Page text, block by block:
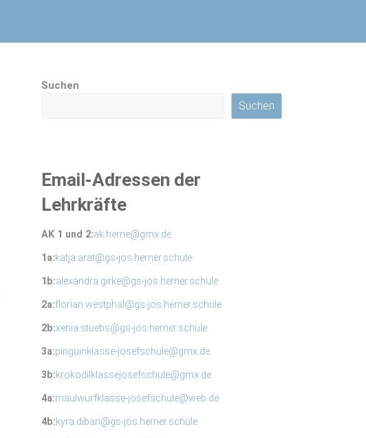
Suchen
Suchen
Email-Adressen der
Lehrkräfte
AK 1 und 2:ak.herne@gmx.de
1a:katja.arat@gs-jos.herner.schule
1b:alexandra.girke@gs-jos.herner.schule
2a:florian.westphal@gs-jos.herner.schule
2b:xenia.stuebs@gs-jos.herner.schule
3a:pinguinklasse-josefschule@gmx.de
3b:krokodilklassejosefschule@gmx.de
4a:maulwurfklasse-josefschule@web.de
4b:kyra.dibari@gs-jos.herner.schule